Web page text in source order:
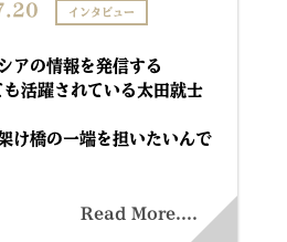
インタビュー
アの情報を発信する
活躍されている太田就士
け橋の一端を担いたいんで
Read More....